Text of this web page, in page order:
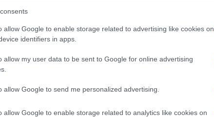
allow Google to enable storage related to advertising like cookies on
identifiers in apps.
allow my user data to be sent to Google for online advertising
allow Google to send me personalized advertising.
allow Google to enable storage related to analytics like cookies on
unica.
lavoro, è come se avessi mangiato lo stesso
qualcosa di nuovo e avvincente”. Questo
pericoloso” affrontato da Benoit Blanc,
e colpi di scena. Con questo
alla flessibilità del genere giallo, giocando
un’atmosfera avvolgente.